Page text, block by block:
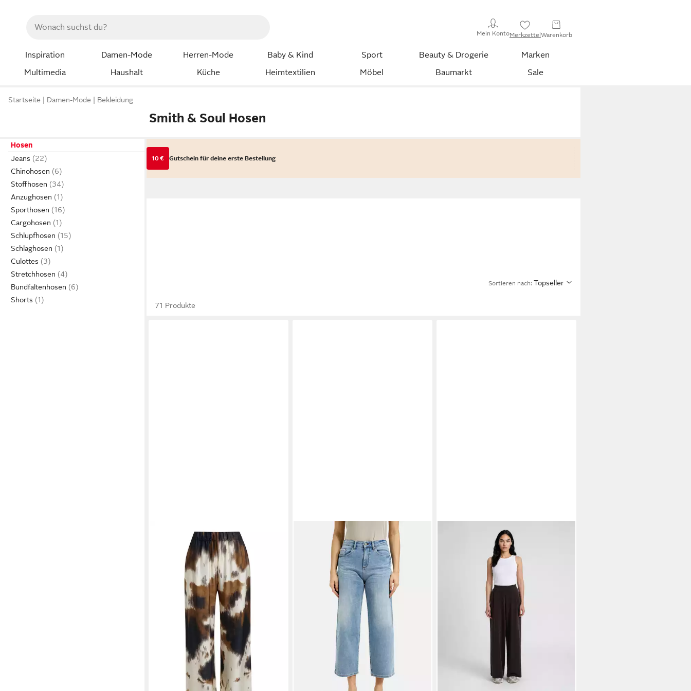
Mein KontoMerkzettelWarenkorb
Inspiration Damen-Mode Herren-Mode Baby & Kind Sport Beauty & Drogerie
Marken
Multimedia
Haushalt Küche Heimtextilien Möbel Baumarkt Sale
Startseite Damen-Mode Bekleidung
Smith & Soul Hosen
Hosen
Jeans
Chinohosen
Stoffhosen
Anzughosen
Sporthosen
Cargohosen
Schlupfhosen
Schlaghosen
Culottes
Stretchhosen
Bundfaltenhosen
Shorts
10 € Gutschein für deine erste Bestellung
Sortieren nach: Topseller
71 Produkte